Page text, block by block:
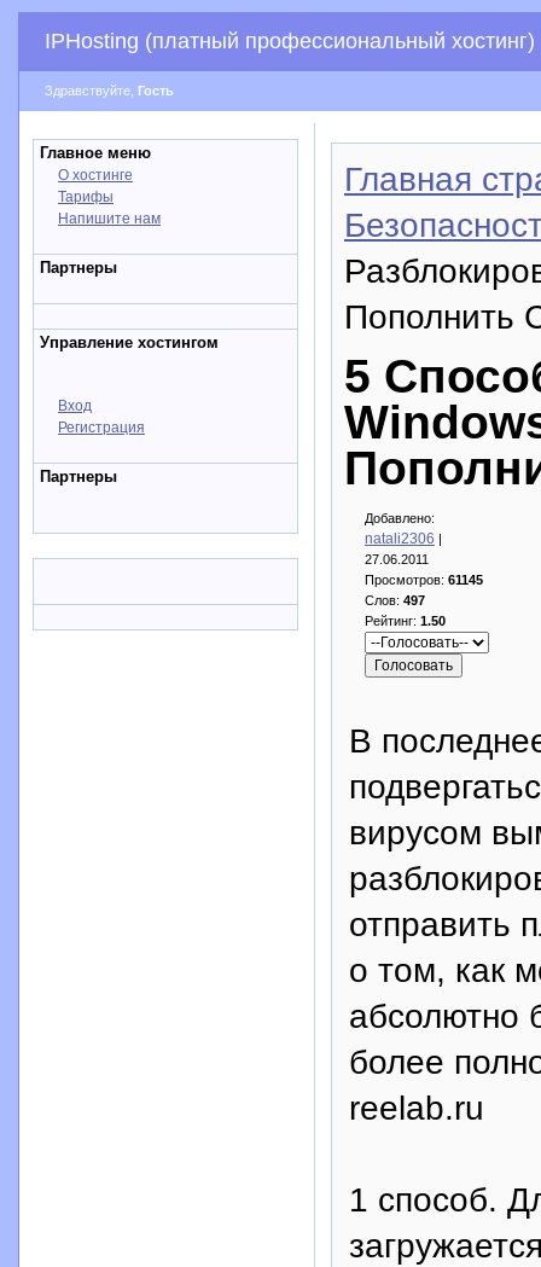
IPHosting (платный профессиональный хостинг)
Здравствуйте, Гость
Главное меню
О хостинге
Тарифы
Напишите нам
Партнеры
Управление хостингом
Вход
Регистрация
Партнеры
Главная
Пополнить
5
Добавлено:
natali2306 |
27.06.2011
Просмотров: 61145
Слов: 497
Рейтинг: 1.50
В
вирусом
отправить
о том, как
абсолютно
более
reelab.ru
1 способ.